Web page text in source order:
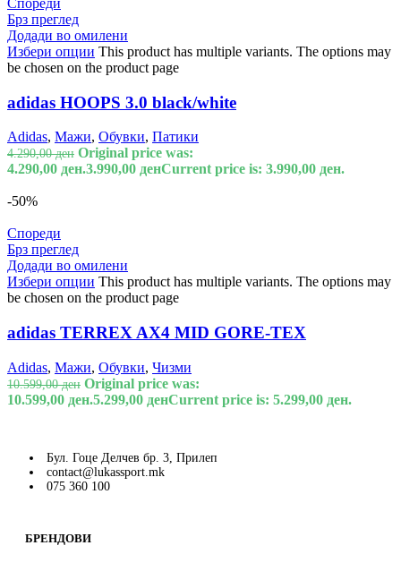
Спореди
Брз преглед
Додади во омилени
Избери опции This product has multiple variants. The options may
be chosen on the product page
adidas HOOPS 3.0 black/white
Adidas, Мажи, Обувки, Патики
4.290,00ден Original price was:
4.290,00 ден.3.990,00 денCurrent price is: 3.990,00 ден.
-50%
Спореди
Брз преглед
Додади во омилени
Избери опции This product has multiple variants. The options may
be chosen on the product page
adidas TERREX AX4 MID GORE-TEX
Adidas, Мажи, Обувки, Чизми
10.599,00ден Original price was:
10.599,00 ден.5.299,00 денCurrent price is: 5.299,00 ден.
Бул. Гоце Делчев бр. 3, Прилеп
contact@lukassport.mk
075 360 100
БРЕНДОВИ